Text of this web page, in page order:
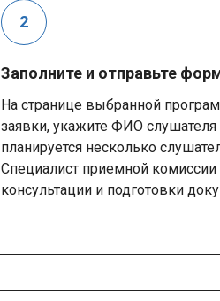
Заполните и отправьте
На странице выбранной
заявки, укажите ФИО слушателя
планируется несколько
Специалист приемной
консультации и подготовки